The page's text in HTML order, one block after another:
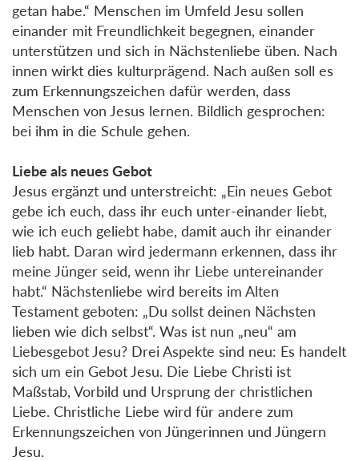
getan habe.“ Menschen im Umfeld Jesu sollen
einander mit Freundlichkeit begegnen, einander
unterstützen und sich in Nächstenliebe üben. Nach
innen wirkt dies kulturprägend. Nach außen soll es
zum Erkennungszeichen dafür werden, dass
Menschen von Jesus lernen. Bildlich gesprochen:
bei ihm in die Schule gehen.
Liebe als neues Gebot
Jesus ergänzt und unterstreicht: „Ein neues Gebot
gebe ich euch, dass ihr euch unter-einander liebt,
wie ich euch geliebt habe, damit auch ihr einander
lieb habt. Daran wird jedermann erkennen, dass ihr
meine Jünger seid, wenn ihr Liebe untereinander
habt.“ Nächstenliebe wird bereits im Alten
Testament geboten: „Du sollst deinen Nächsten
lieben wie dich selbst“. Was ist nun „neu“ am
Liebesgebot Jesu? Drei Aspekte sind neu: Es handelt
sich um ein Gebot Jesu. Die Liebe Christi ist
Maßstab, Vorbild und Ursprung der christlichen
Liebe. Christliche Liebe wird für andere zum
Erkennungszeichen von Jüngerinnen und Jüngern
Jesu.